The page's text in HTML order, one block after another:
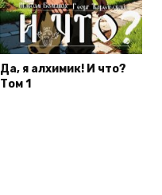
Да, я алхимик! И что?
Том 1